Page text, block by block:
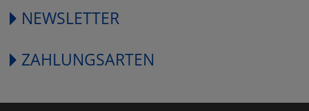
NEWSLETTER
ZAHLUNGSARTEN